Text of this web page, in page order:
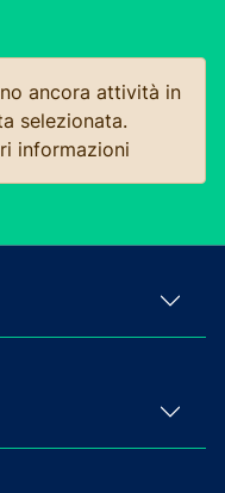
ancora attività in
selezionata.
informazioni